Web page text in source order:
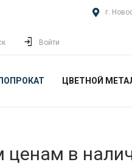
г.
Войти
ЦВЕТНОЙ
ценам в